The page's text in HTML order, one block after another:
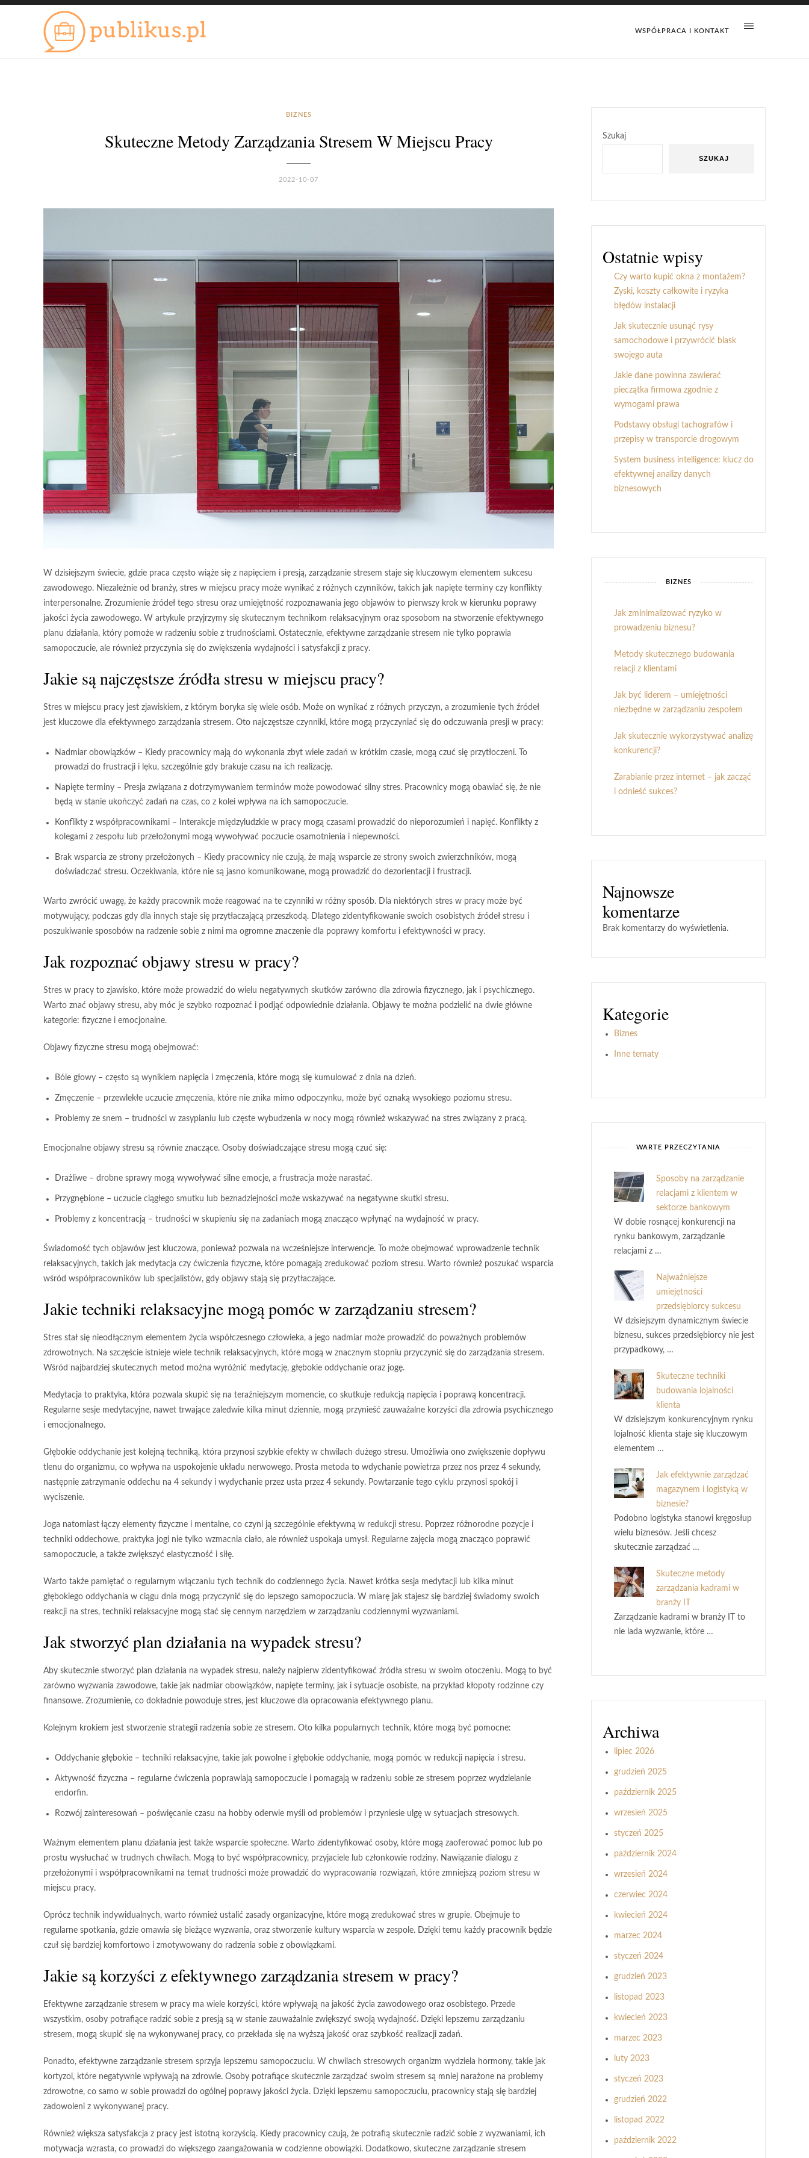
WSPÓŁPRACA I KONTAKT
BIZNES
Skuteczne Metody Zarządzania Stresem W Miejscu Pracy
2022-10-07
W dzisiejszym świecie, gdzie praca często wiąże się z napięciem i presją, zarządzanie stresem staje się kluczowym elementem sukcesu
zawodowego. Niezależnie od branży, stres w miejscu pracy może wynikać z różnych czynników, takich jak napięte terminy czy konflikty
interpersonalne. Zrozumienie źródeł tego stresu oraz umiejętność rozpoznawania jego objawów to pierwszy krok w kierunku poprawy
jakości życia zawodowego. W artykule przyjrzymy się skutecznym technikom relaksacyjnym oraz sposobom na stworzenie efektywnego
planu działania, który pomoże w radzeniu sobie z trudnościami. Ostatecznie, efektywne zarządzanie stresem nie tylko poprawia
samopoczucie, ale również przyczynia się do zwiększenia wydajności i satysfakcji z pracy.
Jakie są najczęstsze źródła stresu w miejscu pracy?
Stres w miejscu pracy jest zjawiskiem, z którym boryka się wiele osób. Może on wynikać z różnych przyczyn, a zrozumienie tych źródeł
jest kluczowe dla efektywnego zarządzania stresem. Oto najczęstsze czynniki, które mogą przyczyniać się do odczuwania presji w pracy:
Nadmiar obowiązków – Kiedy pracownicy mają do wykonania zbyt wiele zadań w krótkim czasie, mogą czuć się przytłoczeni. To
prowadzi do frustracji i lęku, szczególnie gdy brakuje czasu na ich realizację.
Napięte terminy – Presja związana z dotrzymywaniem terminów może powodować silny stres. Pracownicy mogą obawiać się, że nie
będą w stanie ukończyć zadań na czas, co z kolei wpływa na ich samopoczucie.
Konflikty z współpracownikami – Interakcje międzyludzkie w pracy mogą czasami prowadzić do nieporozumień i napięć. Konflikty z
kolegami z zespołu lub przełożonymi mogą wywoływać poczucie osamotnienia i niepewności.
Brak wsparcia ze strony przełożonych – Kiedy pracownicy nie czują, że mają wsparcie ze strony swoich zwierzchników, mogą
doświadczać stresu. Oczekiwania, które nie są jasno komunikowane, mogą prowadzić do dezorientacji i frustracji.
Warto zwrócić uwagę, że każdy pracownik może reagować na te czynniki w różny sposób. Dla niektórych stres w pracy może być
motywujący, podczas gdy dla innych staje się przytłaczającą przeszkodą. Dlatego zidentyfikowanie swoich osobistych źródeł stresu i
poszukiwanie sposobów na radzenie sobie z nimi ma ogromne znaczenie dla poprawy komfortu i efektywności w pracy.
Jak rozpoznać objawy stresu w pracy?
Stres w pracy to zjawisko, które może prowadzić do wielu negatywnych skutków zarówno dla zdrowia fizycznego, jak i psychicznego.
Warto znać objawy stresu, aby móc je szybko rozpoznać i podjąć odpowiednie działania. Objawy te można podzielić na dwie główne
kategorie: fizyczne i emocjonalne.
Objawy fizyczne stresu mogą obejmować:
Bóle głowy – często są wynikiem napięcia i zmęczenia, które mogą się kumulować z dnia na dzień.
Zmęczenie – przewlekłe uczucie zmęczenia, które nie znika mimo odpoczynku, może być oznaką wysokiego poziomu stresu.
Problemy ze snem – trudności w zasypianiu lub częste wybudzenia w nocy mogą również wskazywać na stres związany z pracą.
Emocjonalne objawy stresu są równie znaczące. Osoby doświadczające stresu mogą czuć się:
Drażliwe – drobne sprawy mogą wywoływać silne emocje, a frustracja może narastać.
Przygnębione – uczucie ciągłego smutku lub beznadziejności może wskazywać na negatywne skutki stresu.
Problemy z koncentracją – trudności w skupieniu się na zadaniach mogą znacząco wpłynąć na wydajność w pracy.
Świadomość tych objawów jest kluczowa, ponieważ pozwala na wcześniejsze interwencje. To może obejmować wprowadzenie technik
relaksacyjnych, takich jak medytacja czy ćwiczenia fizyczne, które pomagają zredukować poziom stresu. Warto również poszukać wsparcia
wśród współpracowników lub specjalistów, gdy objawy stają się przytłaczające.
Jakie techniki relaksacyjne mogą pomóc w zarządzaniu stresem?
Stres stał się nieodłącznym elementem życia współczesnego człowieka, a jego nadmiar może prowadzić do poważnych problemów
zdrowotnych. Na szczęście istnieje wiele technik relaksacyjnych, które mogą w znacznym stopniu przyczynić się do zarządzania stresem.
Wśród najbardziej skutecznych metod można wyróżnić medytację, głębokie oddychanie oraz jogę.
Medytacja to praktyka, która pozwala skupić się na teraźniejszym momencie, co skutkuje redukcją napięcia i poprawą koncentracji.
Regularne sesje medytacyjne, nawet trwające zaledwie kilka minut dziennie, mogą przynieść zauważalne korzyści dla zdrowia psychicznego
i emocjonalnego.
Głębokie oddychanie jest kolejną techniką, która przynosi szybkie efekty w chwilach dużego stresu. Umożliwia ono zwiększenie dopływu
tlenu do organizmu, co wpływa na uspokojenie układu nerwowego. Prosta metoda to wdychanie powietrza przez nos przez 4 sekundy,
następnie zatrzymanie oddechu na 4 sekundy i wydychanie przez usta przez 4 sekundy. Powtarzanie tego cyklu przynosi spokój i
wyciszenie.
Joga natomiast łączy elementy fizyczne i mentalne, co czyni ją szczególnie efektywną w redukcji stresu. Poprzez różnorodne pozycje i
techniki oddechowe, praktyka jogi nie tylko wzmacnia ciało, ale również uspokaja umysł. Regularne zajęcia mogą znacząco poprawić
samopoczucie, a także zwiększyć elastyczność i siłę.
Warto także pamiętać o regularnym włączaniu tych technik do codziennego życia. Nawet krótka sesja medytacji lub kilka minut
głębokiego oddychania w ciągu dnia mogą przyczynić się do lepszego samopoczucia. W miarę jak stajesz się bardziej świadomy swoich
reakcji na stres, techniki relaksacyjne mogą stać się cennym narzędziem w zarządzaniu codziennymi wyzwaniami.
Jak stworzyć plan działania na wypadek stresu?
Aby skutecznie stworzyć plan działania na wypadek stresu, należy najpierw zidentyfikować źródła stresu w swoim otoczeniu. Mogą to być
zarówno wyzwania zawodowe, takie jak nadmiar obowiązków, napięte terminy, jak i sytuacje osobiste, na przykład kłopoty rodzinne czy
finansowe. Zrozumienie, co dokładnie powoduje stres, jest kluczowe dla opracowania efektywnego planu.
Kolejnym krokiem jest stworzenie strategii radzenia sobie ze stresem. Oto kilka popularnych technik, które mogą być pomocne:
Oddychanie głębokie – techniki relaksacyjne, takie jak powolne i głębokie oddychanie, mogą pomóc w redukcji napięcia i stresu.
Aktywność fizyczna – regularne ćwiczenia poprawiają samopoczucie i pomagają w radzeniu sobie ze stresem poprzez wydzielanie
endorfin.
Rozwój zainteresowań – poświęcanie czasu na hobby oderwie myśli od problemów i przyniesie ulgę w sytuacjach stresowych.
Ważnym elementem planu działania jest także wsparcie społeczne. Warto zidentyfikować osoby, które mogą zaoferować pomoc lub po
prostu wysłuchać w trudnych chwilach. Mogą to być współpracownicy, przyjaciele lub członkowie rodziny. Nawiązanie dialogu z
przełożonymi i współpracownikami na temat trudności może prowadzić do wypracowania rozwiązań, które zmniejszą poziom stresu w
miejscu pracy.
Oprócz technik indywidualnych, warto również ustalić zasady organizacyjne, które mogą zredukować stres w grupie. Obejmuje to
regularne spotkania, gdzie omawia się bieżące wyzwania, oraz stworzenie kultury wsparcia w zespole. Dzięki temu każdy pracownik będzie
czuł się bardziej komfortowo i zmotywowany do radzenia sobie z obowiązkami.
Jakie są korzyści z efektywnego zarządzania stresem w pracy?
Efektywne zarządzanie stresem w pracy ma wiele korzyści, które wpływają na jakość życia zawodowego oraz osobistego. Przede
wszystkim, osoby potrafiące radzić sobie z presją są w stanie zauważalnie zwiększyć swoją wydajność. Dzięki lepszemu zarządzaniu
stresem, mogą skupić się na wykonywanej pracy, co przekłada się na wyższą jakość oraz szybkość realizacji zadań.
Ponadto, efektywne zarządzanie stresem sprzyja lepszemu samopoczuciu. W chwilach stresowych organizm wydziela hormony, takie jak
kortyzol, które negatywnie wpływają na zdrowie. Osoby potrafiące skutecznie zarządzać swoim stresem są mniej narażone na problemy
zdrowotne, co samo w sobie prowadzi do ogólnej poprawy jakości życia. Dzięki lepszemu samopoczuciu, pracownicy stają się bardziej
zadowoleni z wykonywanej pracy.
Również większa satysfakcja z pracy jest istotną korzyścią. Kiedy pracownicy czują, że potrafią skutecznie radzić sobie z wyzwaniami, ich
motywacja wzrasta, co prowadzi do większego zaangażowania w codzienne obowiązki. Dodatkowo, skuteczne zarządzanie stresem
Szukaj
SZUKAJ
Ostatnie wpisy
Czy warto kupić okna z montażem?
Zyski, koszty całkowite i ryzyka
błędów instalacji
Jak skutecznie usunąć rysy
samochodowe i przywrócić blask
swojego auta
Jakie dane powinna zawierać
pieczątka firmowa zgodnie z
wymogami prawa
Podstawy obsługi tachografów i
przepisy w transporcie drogowym
System business intelligence: klucz do
efektywnej analizy danych
biznesowych
BIZNES
Jak zminimalizować ryzyko w
prowadzeniu biznesu?
Metody skutecznego budowania
relacji z klientami
Jak być liderem – umiejętności
niezbędne w zarządzaniu zespołem
Jak skutecznie wykorzystywać analizę
konkurencji?
Zarabianie przez internet – jak zacząć
i odnieść sukces?
Najnowsze
komentarze
Brak komentarzy do wyświetlenia.
Kategorie
Biznes
Inne tematy
WARTE PRZECZYTANIA
Sposoby na zarządzanie
relacjami z klientem w
sektorze bankowym
W dobie rosnącej konkurencji na
rynku bankowym, zarządzanie
relacjami z …
Najważniejsze
umiejętności
przedsiębiorcy sukcesu
W dzisiejszym dynamicznym świecie
biznesu, sukces przedsiębiorcy nie jest
przypadkowy, …
Skuteczne techniki
budowania lojalności
klienta
W dzisiejszym konkurencyjnym rynku
lojalność klienta staje się kluczowym
elementem …
Jak efektywnie zarządzać
magazynem i logistyką w
biznesie?
Podobno logistyka stanowi kręgosłup
wielu biznesów. Jeśli chcesz
skutecznie zarządzać …
Skuteczne metody
zarządzania kadrami w
branży IT
Zarządzanie kadrami w branży IT to
nie lada wyzwanie, które …
Archiwa
lipiec 2026
grudzień 2025
październik 2025
wrzesień 2025
styczeń 2025
październik 2024
wrzesień 2024
czerwiec 2024
kwiecień 2024
marzec 2024
styczeń 2024
grudzień 2023
listopad 2023
kwiecień 2023
marzec 2023
luty 2023
styczeń 2023
grudzień 2022
listopad 2022
październik 2022